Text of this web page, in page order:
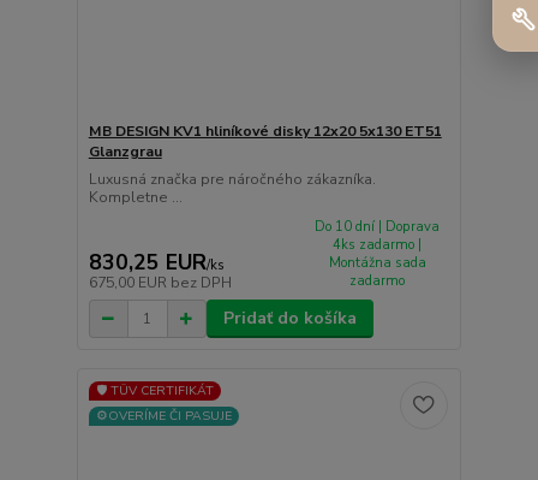
MB DESIGN KV1 hliníkové disky 12x20 5x130 ET51
Glanzgrau
Luxusná značka pre náročného zákazníka.
Kompletne ...
830,25 EUR/ks
675,00 EUR bez DPH
Do 10 dní | Doprava
4ks zadarmo |
Montážna sada
zadarmo
Pridať do košíka
🛡️ TÜV CERTIFIKÁT
⚙️OVERÍME ČI PASUJE